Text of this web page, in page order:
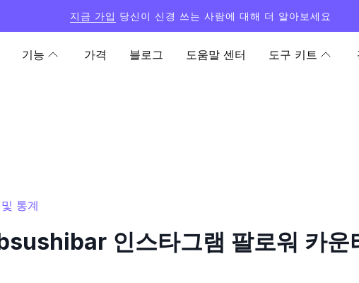
지금 가입 당신이 신경 쓰는 사람에 대해 더 알아보세요
기능 가격 블로그 도움말 센터 도구 키트
통계
인스타그램 팔로워 카운